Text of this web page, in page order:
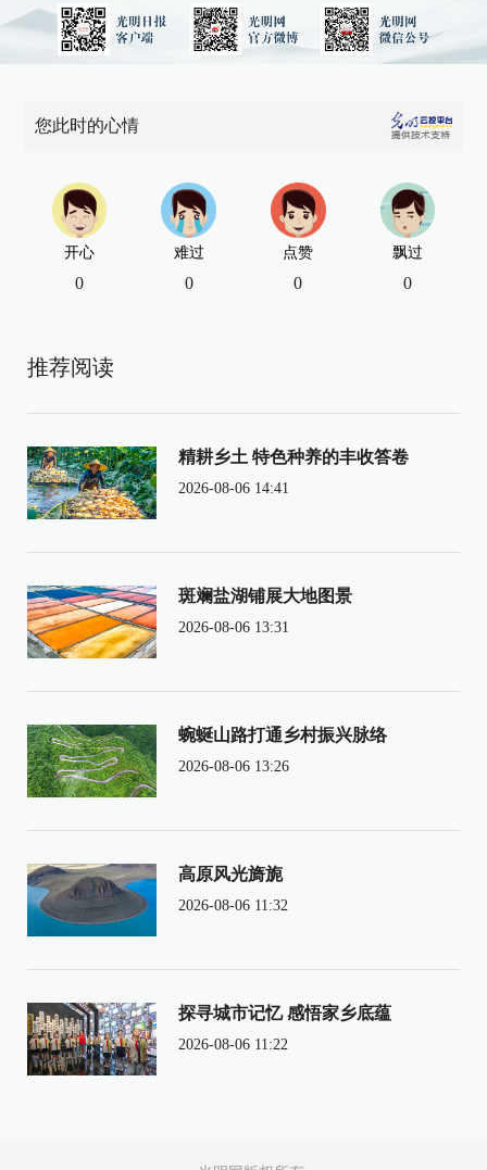
您此时的心情
开心
0
难过
0
点赞
0
飘过
0
推荐阅读
精耕乡土 特色种养的丰收答卷
2026-08-06 14:41
斑斓盐湖铺展大地图景
2026-08-06 13:31
蜿蜒山路打通乡村振兴脉络
2026-08-06 13:26
高原风光旖旎
2026-08-06 11:32
探寻城市记忆 感悟家乡底蕴
2026-08-06 11:22